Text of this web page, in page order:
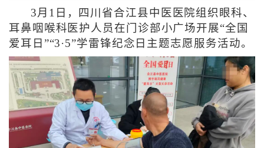
3月1日，四川省合江县中医医院组织眼科、
耳鼻咽喉科医护人员在门诊部小广场开展“全国
爱耳日”“3·5”学雷锋纪念日主题志愿服务活动。